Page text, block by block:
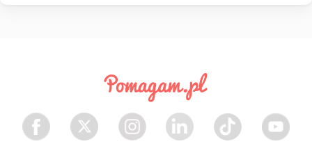
Facebook Twitter Instagram LinkedIn TikTok Youtube